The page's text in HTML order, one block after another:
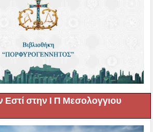
Εστί στην Ι Π Μεσολογγιου